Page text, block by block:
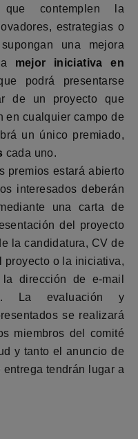
contemplen la
estrategias o
una mejora
mejor iniciativa en
podrá presentarse
de un proyecto que
en cualquier campo de
un único premiado,
cada uno.
premios estará abierto
interesados deberán
una carta de
del proyecto
la candidatura, CV de
proyecto o la iniciativa,
dirección de e-mail
. La evaluación y
se realizará
miembros del comité
y tanto el anuncio de
tendrán lugar a